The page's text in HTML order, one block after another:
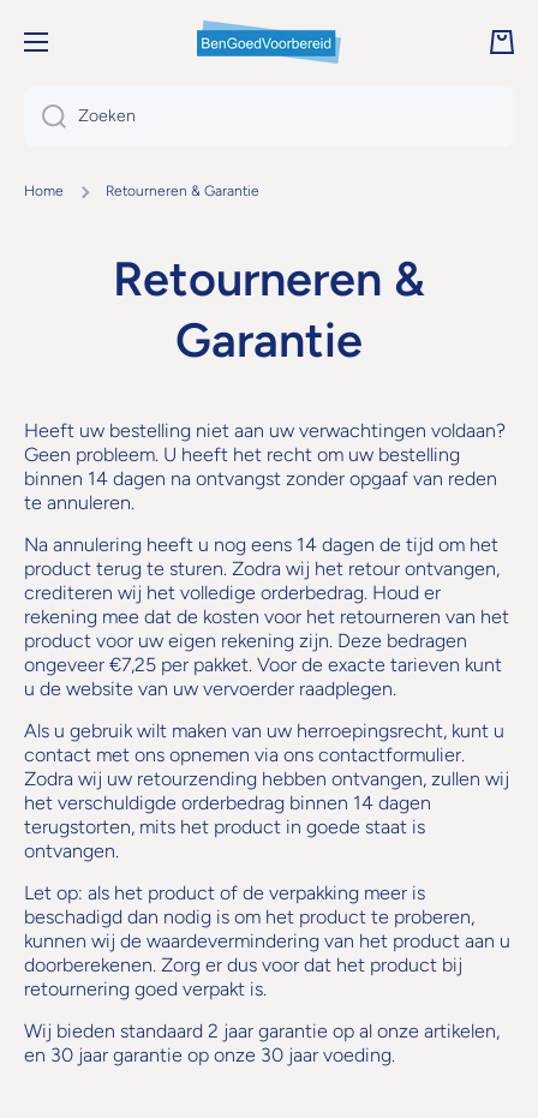
DOORGAAN NAAR ARTIKEL
Zoeken
Home Retourneren & Garantie
Retourneren &
Garantie
Heeft uw bestelling niet aan uw verwachtingen voldaan?
Geen probleem. U heeft het recht om uw bestelling
binnen 14 dagen na ontvangst zonder opgaaf van reden
te annuleren.
Na annulering heeft u nog eens 14 dagen de tijd om het
product terug te sturen. Zodra wij het retour ontvangen,
crediteren wij het volledige orderbedrag. Houd er
rekening mee dat de kosten voor het retourneren van het
product voor uw eigen rekening zijn. Deze bedragen
ongeveer €7,25 per pakket. Voor de exacte tarieven kunt
u de website van uw vervoerder raadplegen.
Als u gebruik wilt maken van uw herroepingsrecht, kunt u
contact met ons opnemen via ons contactformulier.
Zodra wij uw retourzending hebben ontvangen, zullen wij
het verschuldigde orderbedrag binnen 14 dagen
terugstorten, mits het product in goede staat is
ontvangen.
Let op: als het product of de verpakking meer is
beschadigd dan nodig is om het product te proberen,
kunnen wij de waardevermindering van het product aan u
doorberekenen. Zorg er dus voor dat het product bij
retournering goed verpakt is.
Wij bieden standaard 2 jaar garantie op al onze artikelen,
en 30 jaar garantie op onze 30 jaar voeding.